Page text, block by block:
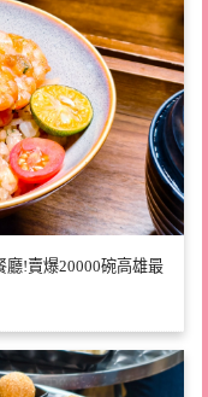
廳!賣爆20000碗高雄最